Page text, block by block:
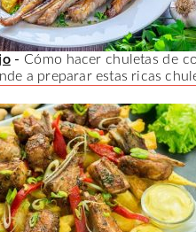
- Cómo hacer chuletas de
a preparar estas ricas